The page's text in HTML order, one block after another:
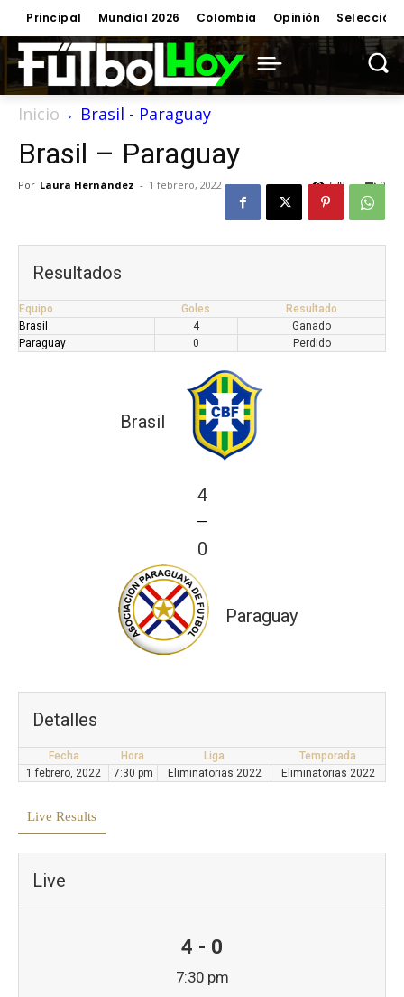
Principal Mundial 2026 Colombia Opinión Selección
Inicio Brasil - Paraguay
Brasil – Paraguay
Por Laura Hernández - 1 febrero, 2022 0
538
Resultados
Equipo Goles
Resultado
Brasil
4
Ganado
Paraguay
0 Perdido
Brasil
4
—
0
Paraguay
Detalles
Fecha Hora Liga
Temporada
1 febrero, 2022
7:30 pm Eliminatorias 2022 Eliminatorias 2022
Live Results
Live
4 - 0
7:30 pm